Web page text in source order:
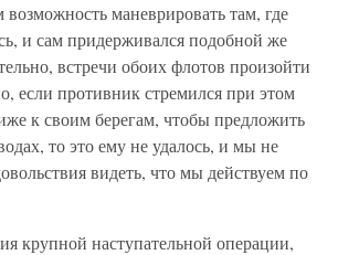
возможность маневрировать там, где
и сам придерживался подобной же
встречи обоих флотов произойти
если противник стремился при этом
к своим берегам, чтобы предложить
то это ему не удалось, и мы не
видеть, что мы действуем по
крупной наступательной операции,